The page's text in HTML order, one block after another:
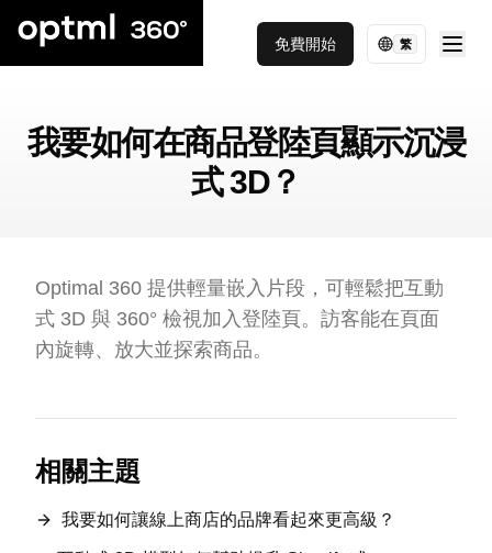
免費開始 繁
我要如何在商品登陸頁顯示沉浸
式 3D？
Optimal 360 提供輕量嵌入片段，可輕鬆把互動
式 3D 與 360° 檢視加入登陸頁。訪客能在頁面
內旋轉、放大並探索商品。
相關主題
我要如何讓線上商店的品牌看起來更高級？